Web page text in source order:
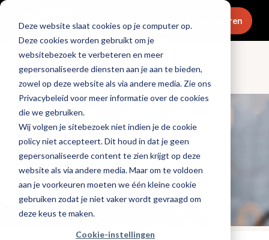
Deze website slaat cookies op je computer op.
Deze cookies worden gebruikt om je
websitebezoek te verbeteren en meer
gepersonaliseerde diensten aan je aan te bieden,
zowel op deze website als via andere media. Zie ons
Privacybeleid voor meer informatie over de cookies
die we gebruiken.
Wij volgen je sitebezoek niet indien je de cookie
policy niet accepteert. Dit houd in dat je geen
gepersonaliseerde content te zien krijgt op deze
website als via andere media. Maar om te voldoen
aan je voorkeuren moeten we één kleine cookie
gebruiken zodat je niet vaker wordt gevraagd om
deze keus te maken.
Cookie-instellingen
Menu Abonneren
Columns